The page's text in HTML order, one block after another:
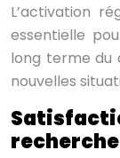
L’activation
essentielle
long terme du
nouvelles